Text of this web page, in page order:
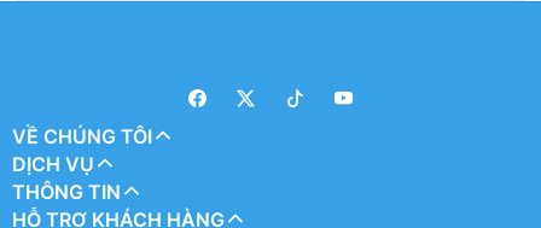
VỀ CHÚNG TÔI
DỊCH VỤ
THÔNG TIN
HỖ TRỢ KHÁCH HÀNG